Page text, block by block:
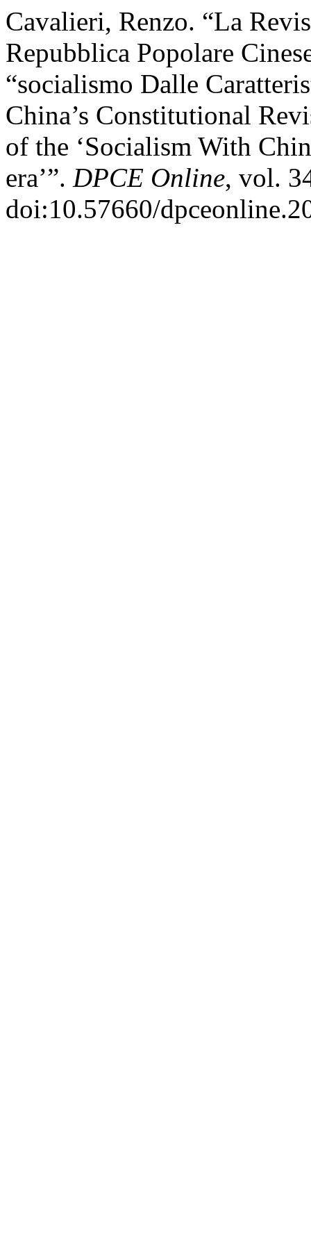
Cavalieri, Renzo. “La
Repubblica Popolare
“socialismo Dalle
China’s Constitutional
of the ‘Socialism With
era’”. DPCE Online, vol.
doi:10.57660/